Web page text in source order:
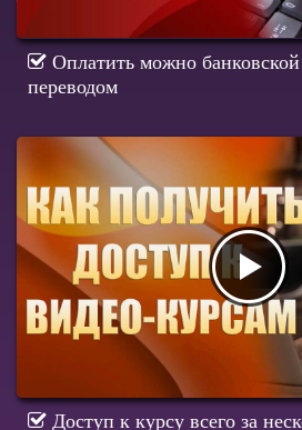
Оплатить можно
переводом
Доступ к курсу всего за